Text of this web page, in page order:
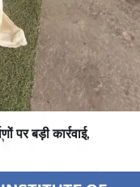
पर बड़ी कार्रवाई,